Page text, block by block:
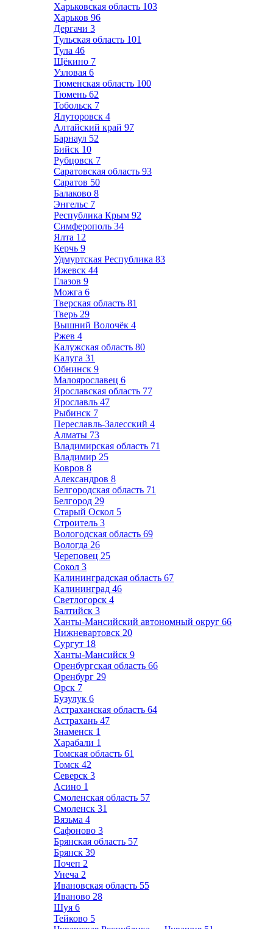
Харьковская область 103
Харьков 96
Дергачи 3
Тульская область 101
Тула 46
Щёкино 7
Узловая 6
Тюменская область 100
Тюмень 62
Тобольск 7
Ялуторовск 4
Алтайский край 97
Барнаул 52
Бийск 10
Рубцовск 7
Саратовская область 93
Саратов 50
Балаково 8
Энгельс 7
Республика Крым 92
Симферополь 34
Ялта 12
Керчь 9
Удмуртская Республика 83
Ижевск 44
Глазов 9
Можга 6
Тверская область 81
Тверь 29
Вышний Волочёк 4
Ржев 4
Калужская область 80
Калуга 31
Обнинск 9
Малоярославец 6
Ярославская область 77
Ярославль 47
Рыбинск 7
Переславль-Залесский 4
Алматы 73
Владимирская область 71
Владимир 25
Ковров 8
Александров 8
Белгородская область 71
Белгород 29
Старый Оскол 5
Строитель 3
Вологодская область 69
Вологда 26
Череповец 25
Сокол 3
Калининградская область 67
Калининград 46
Светлогорск 4
Балтийск 3
Ханты-Мансийский автономный округ 66
Нижневартовск 20
Сургут 18
Ханты-Мансийск 9
Оренбургская область 66
Оренбург 29
Орск 7
Бузулук 6
Астраханская область 64
Астрахань 47
Знаменск 1
Харабали 1
Томская область 61
Томск 42
Северск 3
Асино 1
Смоленская область 57
Смоленск 31
Вязьма 4
Сафоново 3
Брянская область 57
Брянск 39
Почеп 2
Унеча 2
Ивановская область 55
Иваново 28
Шуя 6
Тейково 5